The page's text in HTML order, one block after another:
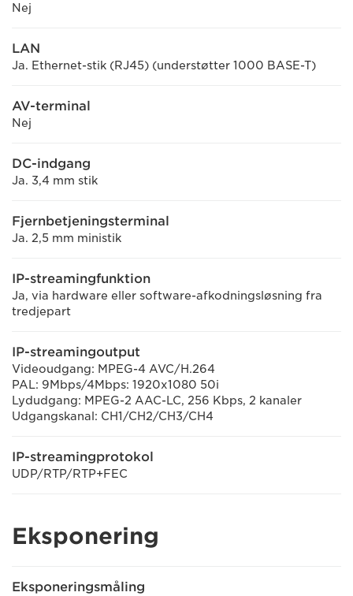
Nej
LAN
Ja. Ethernet-stik (RJ45) (understøtter 1000 BASE-T)
AV-terminal
Nej
DC-indgang
Ja. 3,4 mm stik
Fjernbetjeningsterminal
Ja. 2,5 mm ministik
IP-streamingfunktion
Ja, via hardware eller software-afkodningsløsning fra
tredjepart
IP-streamingoutput
Videoudgang: MPEG-4 AVC/H.264
PAL: 9Mbps/4Mbps: 1920x1080 50i
Lydudgang: MPEG-2 AAC-LC, 256 Kbps, 2 kanaler
Udgangskanal: CH1/CH2/CH3/CH4
IP-streamingprotokol
UDP/RTP/RTP+FEC
Eksponering
Eksponeringsmåling